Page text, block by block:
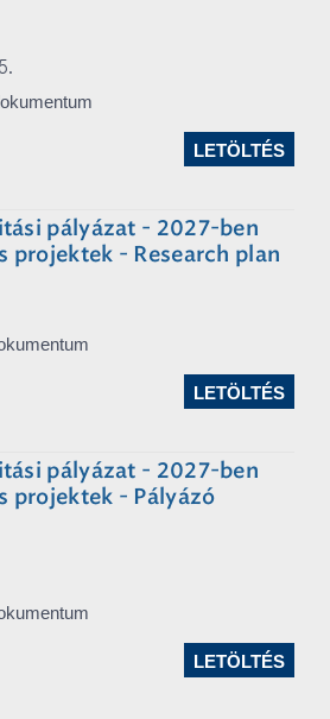
LETÖLTÉS
pályázat - 2027-ben
projektek - Research plan
LETÖLTÉS
pályázat - 2027-ben
projektek - Pályázó
LETÖLTÉS